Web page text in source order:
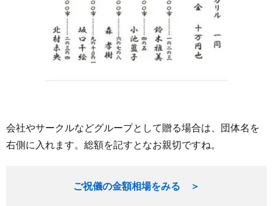
会社やサークルなどグループとして贈る場合は、団体名を
右側に入れます。総額を記すとなお親切ですね。
ご祝儀の金額相場をみる ＞